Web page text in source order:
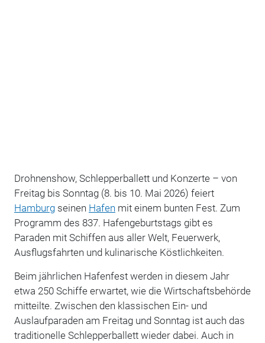
Drohnenshow, Schlepperballett und Konzerte – von
Freitag bis Sonntag (8. bis 10. Mai 2026) feiert
Hamburgseinen Hafen mit einem bunten Fest. Zum
Programm des 837. Hafengeburtstags gibt es
Paraden mit Schiffen aus aller Welt, Feuerwerk,
Ausflugsfahrten und kulinarische Köstlichkeiten.
Beim jährlichen Hafenfest werden in diesem Jahr
etwa 250 Schiffe erwartet, wie die Wirtschaftsbehörde
mitteilte. Zwischen den klassischen Ein- und
Auslaufparaden am Freitag und Sonntag ist auch das
traditionelle Schlepperballett wieder dabei. Auch in